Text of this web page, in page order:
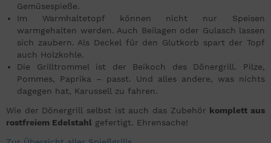
Gemüsespieße.
Im Warmhaltetopf können nicht nur Speisen
warmgehalten werden. Auch Beilagen oder Gulasch lassen
sich zaubern. Als Deckel für den Glutkorb spart der Topf
auch Holzkohle.
Die Grilltrommel ist der Beikoch des Dönergrill. Pilze,
Pommes, Paprika – passt. Und alles andere, was nichts
dagegen hat, Karussell zu fahren.
Wie der Dönergrill selbst ist auch das Zubehör komplett aus
rostfreiem Edelstahl gefertigt. Ehrensache!